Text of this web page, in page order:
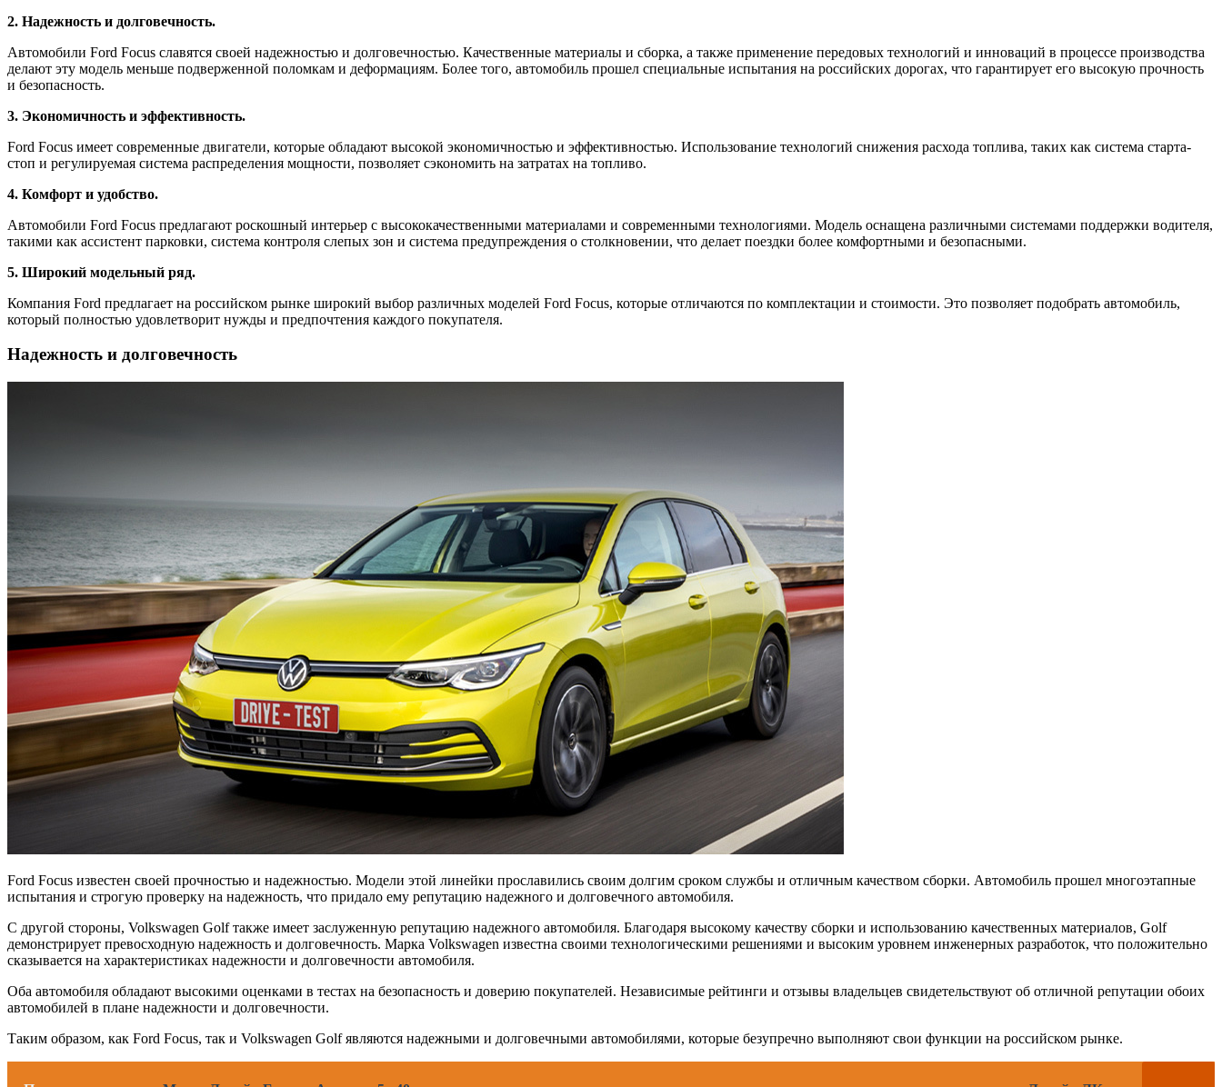
2. Надежность и долговечность.
Автомобили Ford Focus славятся своей надежностью и долговечностью. Качественные материалы и сборка, а также применение передовых технологий и инноваций в процессе производства
делают эту модель меньше подверженной поломкам и деформациям. Более того, автомобиль прошел специальные испытания на российских дорогах, что гарантирует его высокую прочность
и безопасность.
3. Экономичность и эффективность.
Ford Focus имеет современные двигатели, которые обладают высокой экономичностью и эффективностью. Использование технологий снижения расхода топлива, таких как система старта-
стоп и регулируемая система распределения мощности, позволяет сэкономить на затратах на топливо.
4. Комфорт и удобство.
Автомобили Ford Focus предлагают роскошный интерьер с высококачественными материалами и современными технологиями. Модель оснащена различными системами поддержки водителя,
такими как ассистент парковки, система контроля слепых зон и система предупреждения о столкновении, что делает поездки более комфортными и безопасными.
5. Широкий модельный ряд.
Компания Ford предлагает на российском рынке широкий выбор различных моделей Ford Focus, которые отличаются по комплектации и стоимости. Это позволяет подобрать автомобиль,
который полностью удовлетворит нужды и предпочтения каждого покупателя.
Надежность и долговечность
Ford Focus известен своей прочностью и надежностью. Модели этой линейки прославились своим долгим сроком службы и отличным качеством сборки. Автомобиль прошел многоэтапные
испытания и строгую проверку на надежность, что придало ему репутацию надежного и долговечного автомобиля.
С другой стороны, Volkswagen Golf также имеет заслуженную репутацию надежного автомобиля. Благодаря высокому качеству сборки и использованию качественных материалов, Golf
демонстрирует превосходную надежность и долговечность. Марка Volkswagen известна своими технологическими решениями и высоким уровнем инженерных разработок, что положительно
сказывается на характеристиках надежности и долговечности автомобиля.
Оба автомобиля обладают высокими оценками в тестах на безопасность и доверию покупателей. Независимые рейтинги и отзывы владельцев свидетельствуют об отличной репутации обоих
автомобилей в плане надежности и долговечности.
Таким образом, как Ford Focus, так и Volkswagen Golf являются надежными и долговечными автомобилями, которые безупречно выполняют свои функции на российском рынке.